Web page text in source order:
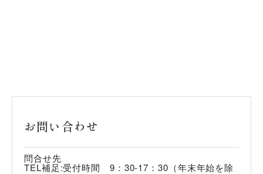
お問い合わせ
問合せ先
TEL補足:受付時間　9：30-17：30（年末年始を除